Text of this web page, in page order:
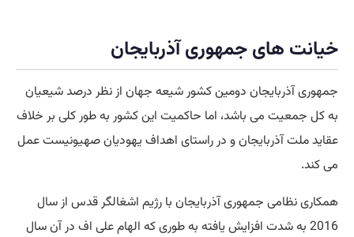
خیانت های جمهوری آذربایجان
جمهوری آذربایجان دومین کشور شیعه جهان از نظر درصد شیعیان
به کل جمعیت می باشد، اما حاکمیت این کشور به طور کلی بر خلاف
عقاید ملت آذربایجان و در راستای اهداف یهودیان صهیونیست عمل
می کند.
همکاری نظامی جمهوری آذربایجان با رژیم اشغالگر قدس از سال
2016 به شدت افزایش یافته به طوری که الهام علی اف در آن سال